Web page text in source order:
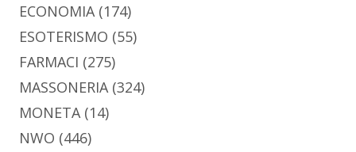
ECONOMIA (174)
ESOTERISMO (55)
FARMACI (275)
MASSONERIA (324)
MONETA (14)
NWO (446)